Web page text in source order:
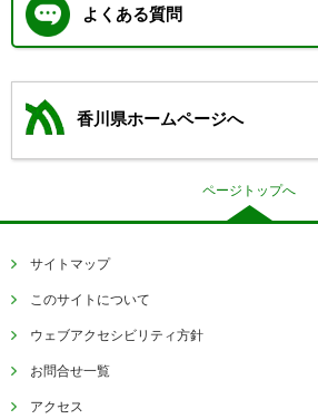
よくある質問
香川県ホームページへ
ページトップへ
サイトマップ
このサイトについて
ウェブアクセシビリティ方針
お問合せ一覧
アクセス